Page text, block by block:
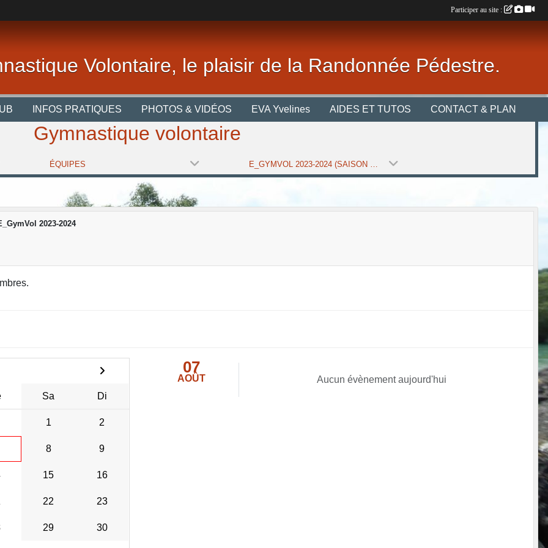
Volontaire, le plaisir de la Randonnée Pédestre.
INFOS PRATIQUES PHOTOS & VIDÉOS EVA Yvelines AIDES ET TUTOS CONTACT & PLAN
Gymnastique volontaire
ÉQUIPES E_GYMVOL 2023-2024 (SAISON 2023-2024)
2023-2024
Sa Di
1 2
8 9
15 16
22 23
29 30
07
AOÛT Aucun évènement aujourd'hui
Participer au site :